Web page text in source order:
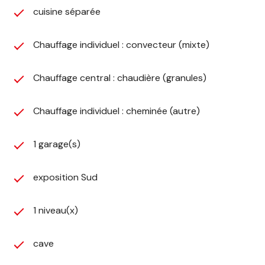
terrain de 1250 m2 . 3)
pour le potager, prunier, noyer, pommier.
cuisine séparée
Chauffage individuel : convecteur (mixte)
Chauffage central : chaudière (granules)
Chauffage individuel : cheminée (autre)
1 garage(s)
exposition Sud
1 niveau(x)
cave